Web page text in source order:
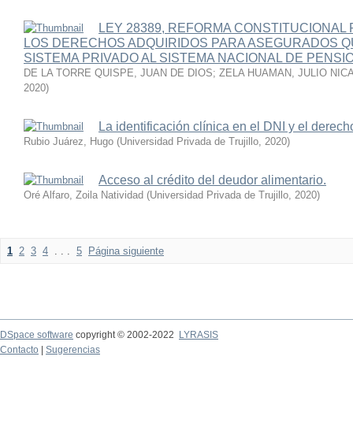
LEY 28389, REFORMA CONSTITUCIONAL
LOS DERECHOS ADQUIRIDOS PARA ASEGURADOS
SISTEMA PRIVADO AL SISTEMA NACIONAL DE
DE LA TORRE QUISPE, JUAN DE DIOS; ZELA HUAMAN, JULIO
2020)
La identificación clínica en el DNI y el
Rubio Juárez, Hugo (Universidad Privada de Trujillo, 2020)
Acceso al crédito del deudor alimentario.
Oré Alfaro, Zoila Natividad (Universidad Privada de Trujillo, 2020)
1 2 3 4 . . . 5 Página siguiente
DSpace software copyright © 2002-2022
LYRASIS
Contacto
Sugerencias